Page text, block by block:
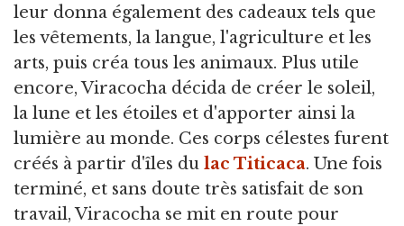
leur donna également des cadeaux tels que
les vêtements, la langue, l'agriculture et les
arts, puis créa tous les animaux. Plus utile
encore, Viracocha décida de créer le soleil,
la lune et les étoiles et d'apporter ainsi la
lumière au monde. Ces corps célestes furent
créés à partir d'îles du lac Titicaca. Une fois
terminé, et sans doute très satisfait de son
travail, Viracocha se mit en route pour